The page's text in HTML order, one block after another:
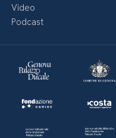
Video
Podcast